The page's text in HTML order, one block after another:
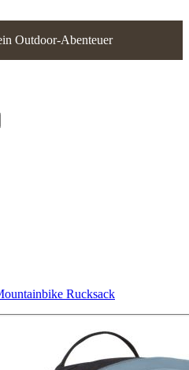
Outdoor-Abenteuer
Rucksack